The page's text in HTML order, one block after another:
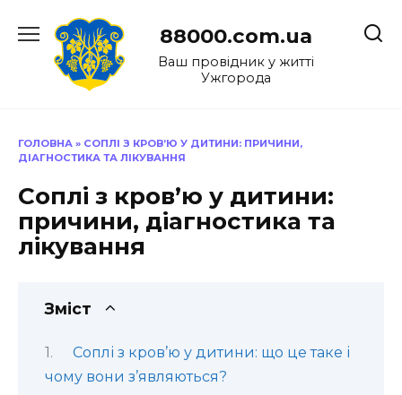
до
88000.com.ua
Ваш провідник у житті
Ужгорода
ГОЛОВНА » СОПЛІ З КРОВ’Ю У ДИТИНИ: ПРИЧИНИ,
ДІАГНОСТИКА ТА ЛІКУВАННЯ
Соплі з кров’ю у дитини:
причини, діагностика та
лікування
Зміст
Соплі з кров’ю у дитини: що це таке і
чому вони з’являються?